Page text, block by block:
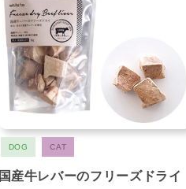
DOG CAT
国産牛レバーのフリーズドライ